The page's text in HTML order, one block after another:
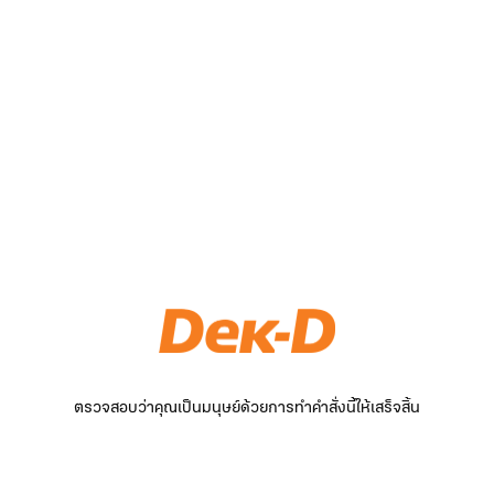
ตรวจสอบว่าคุณเป็นมนุษย์ด้วยการทำคำสั่งนี้ให้เสร็จสิ้น